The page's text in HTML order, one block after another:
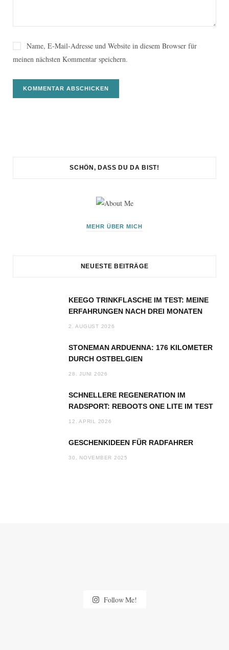
Name, E-Mail-Adresse und Website in diesem Browser für
meinen nächsten Kommentar speichern.
SCHÖN, DASS DU DA BIST!
MEHR ÜBER MICH
NEUESTE BEITRÄGE
KEEGO TRINKFLASCHE IM TEST: MEINE
ERFAHRUNGEN NACH DREI MONATEN
2. AUGUST 2026
STONEMAN ARDUENNA: 176 KILOMETER
DURCH OSTBELGIEN
28. JUNI 2026
SCHNELLERE REGENERATION IM
RADSPORT: REBOOTS ONE LITE IM TEST
12. APRIL 2026
GESCHENKIDEEN FÜR RADFAHRER
30. NOVEMBER 2025
Follow Me!